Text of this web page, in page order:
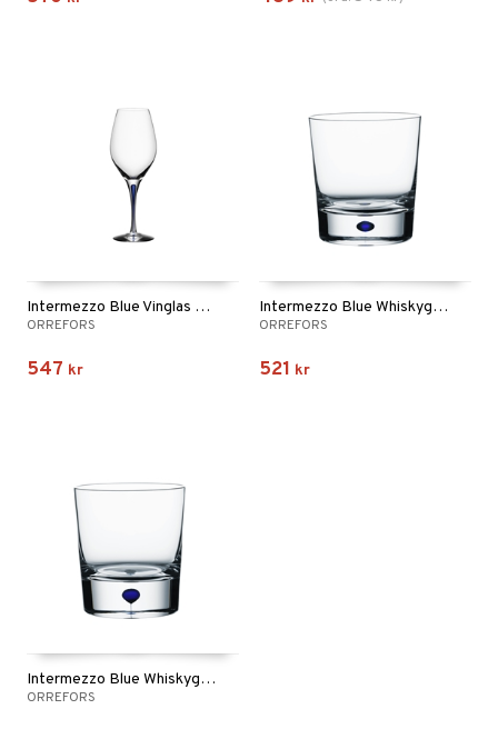
Intermezzo Blue Vinglas 44cl (40cl)
ORREFORS
547 kr
Intermezzo Blue Whiskyglas DOF 40cl (30cl)
ORREFORS
521 kr
Intermezzo Blue Whiskyglas OF 25cl (22cl)
ORREFORS